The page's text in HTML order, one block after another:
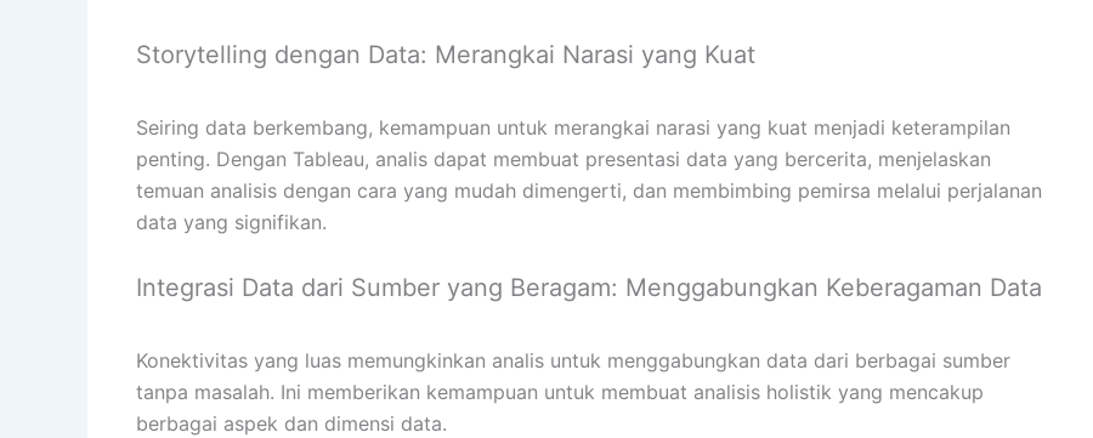
Storytelling dengan Data: Merangkai Narasi yang Kuat
Seiring data berkembang, kemampuan untuk merangkai narasi yang kuat menjadi keterampilan
penting. Dengan Tableau, analis dapat membuat presentasi data yang bercerita, menjelaskan
temuan analisis dengan cara yang mudah dimengerti, dan membimbing pemirsa melalui perjalanan
data yang signifikan.
Integrasi Data dari Sumber yang Beragam: Menggabungkan Keberagaman Data
Konektivitas yang luas memungkinkan analis untuk menggabungkan data dari berbagai sumber
tanpa masalah. Ini memberikan kemampuan untuk membuat analisis holistik yang mencakup
berbagai aspek dan dimensi data.